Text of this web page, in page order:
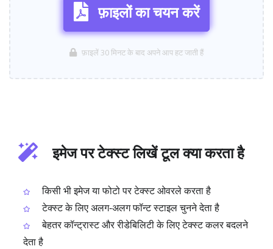
फ़ाइलों का चयन करें
फ़ाइलें 30 मिनट के बाद अपने आप हट जाती हैं
इमेज पर टेक्स्ट लिखें टूल क्या करता है
किसी भी इमेज या फोटो पर टेक्स्ट ओवरले करता है
टेक्स्ट के लिए अलग‑अलग फॉन्ट स्टाइल चुनने देता है
बेहतर कॉन्ट्रास्ट और रीडेबिलिटी के लिए टेक्स्ट कलर बदलने
देता है